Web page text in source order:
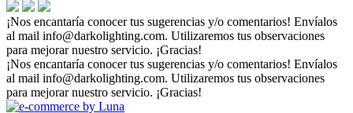
¡Nos encantaría conocer tus sugerencias y/o comentarios! Envíalos
al mail info@darkolighting.com. Utilizaremos tus observaciones
para mejorar nuestro servicio. ¡Gracias!
¡Nos encantaría conocer tus sugerencias y/o comentarios! Envíalos
al mail info@darkolighting.com. Utilizaremos tus observaciones
para mejorar nuestro servicio. ¡Gracias!